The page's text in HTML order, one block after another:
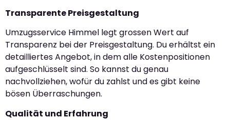
Transparente Preisgestaltung
Umzugsservice Himmel legt grossen Wert auf
Transparenz bei der Preisgestaltung. Du erhältst ein
detailliertes Angebot, in dem alle Kostenpositionen
aufgeschlüsselt sind. So kannst du genau
nachvollziehen, wofür du zahlst und es gibt keine
bösen Überraschungen.
Qualität und Erfahrung